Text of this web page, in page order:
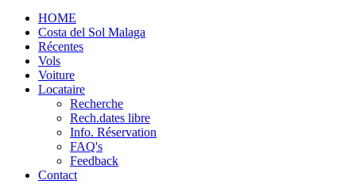
HOME
Costa del Sol Malaga
Récentes
Vols
Voiture
Locataire
Recherche
Rech.dates libre
Info. Réservation
FAQ's
Feedback
Contact